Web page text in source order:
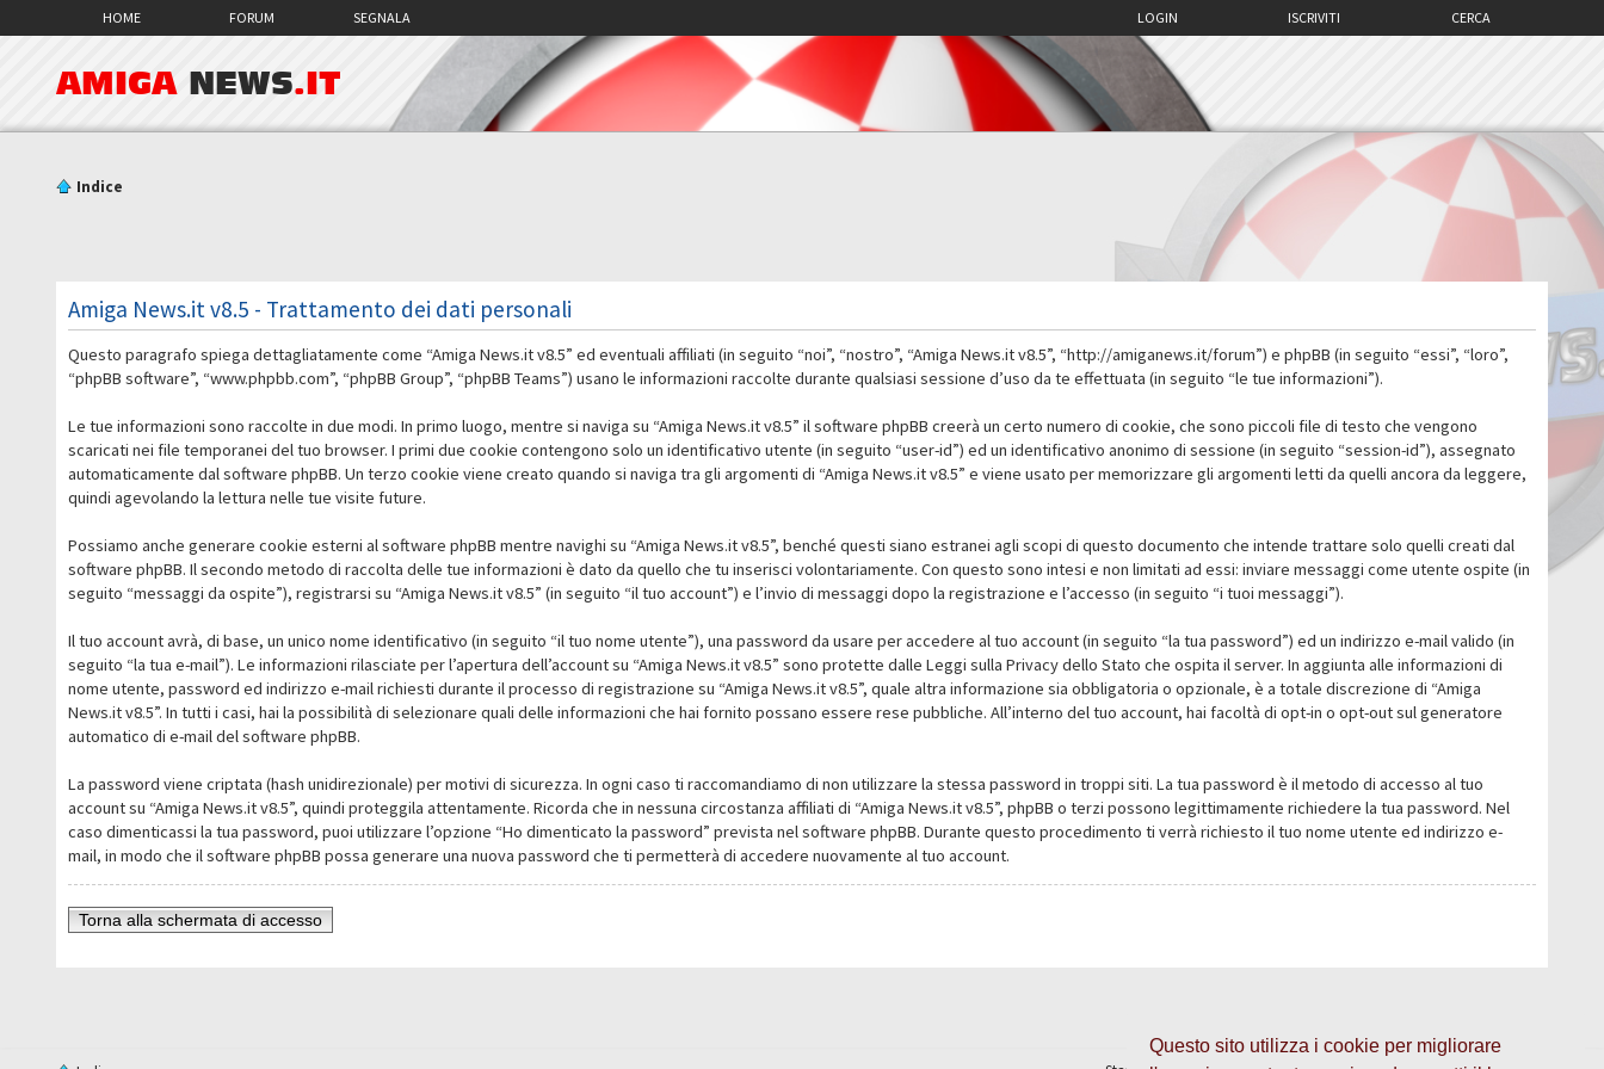
Questo sito utilizza i cookie per migliorare
HOME FORUM SEGNALA CERCA
ISCRIVITI
LOGIN
AMIGA NEWS.IT
Indice
Amiga News.it v8.5 - Trattamento dei dati personali
Questo paragrafo spiega dettagliatamente come “Amiga News.it v8.5” ed eventuali affiliati (in seguito “noi”, “nostro”, “Amiga News.it v8.5”, “http://amiganews.it/forum”) e phpBB (in seguito “essi”, “loro”,
“phpBB software”, “www.phpbb.com”, “phpBB Group”, “phpBB Teams”) usano le informazioni raccolte durante qualsiasi sessione d’uso da te effettuata (in seguito “le tue informazioni”).
Le tue informazioni sono raccolte in due modi. In primo luogo, mentre si naviga su “Amiga News.it v8.5” il software phpBB creerà un certo numero di cookie, che sono piccoli file di testo che vengono
scaricati nei file temporanei del tuo browser. I primi due cookie contengono solo un identificativo utente (in seguito “user-id”) ed un identificativo anonimo di sessione (in seguito “session-id”), assegnato
automaticamente dal software phpBB. Un terzo cookie viene creato quando si naviga tra gli argomenti di “Amiga News.it v8.5” e viene usato per memorizzare gli argomenti letti da quelli ancora da leggere,
quindi agevolando la lettura nelle tue visite future.
Possiamo anche generare cookie esterni al software phpBB mentre navighi su “Amiga News.it v8.5”, benché questi siano estranei agli scopi di questo documento che intende trattare solo quelli creati dal
software phpBB. Il secondo metodo di raccolta delle tue informazioni è dato da quello che tu inserisci volontariamente. Con questo sono intesi e non limitati ad essi: inviare messaggi come utente ospite (in
seguito “messaggi da ospite”), registrarsi su “Amiga News.it v8.5” (in seguito “il tuo account”) e l’invio di messaggi dopo la registrazione e l’accesso (in seguito “i tuoi messaggi”).
Il tuo account avrà, di base, un unico nome identificativo (in seguito “il tuo nome utente”), una password da usare per accedere al tuo account (in seguito “la tua password”) ed un indirizzo e-mail valido (in
seguito “la tua e-mail”). Le informazioni rilasciate per l’apertura dell’account su “Amiga News.it v8.5” sono protette dalle Leggi sulla Privacy dello Stato che ospita il server. In aggiunta alle informazioni di
nome utente, password ed indirizzo e-mail richiesti durante il processo di registrazione su “Amiga News.it v8.5”, quale altra informazione sia obbligatoria o opzionale, è a totale discrezione di “Amiga
News.it v8.5”. In tutti i casi, hai la possibilità di selezionare quali delle informazioni che hai fornito possano essere rese pubbliche. All’interno del tuo account, hai facoltà di opt-in o opt-out sul generatore
automatico di e-mail del software phpBB.
La password viene criptata (hash unidirezionale) per motivi di sicurezza. In ogni caso ti raccomandiamo di non utilizzare la stessa password in troppi siti. La tua password è il metodo di accesso al tuo
account su “Amiga News.it v8.5”, quindi proteggila attentamente. Ricorda che in nessuna circostanza affiliati di “Amiga News.it v8.5”, phpBB o terzi possono legittimamente richiedere la tua password. Nel
caso dimenticassi la tua password, puoi utilizzare l’opzione “Ho dimenticato la password” prevista nel software phpBB. Durante questo procedimento ti verrà richiesto il tuo nome utente ed indirizzo e-
mail, in modo che il software phpBB possa generare una nuova password che ti permetterà di accedere nuovamente al tuo account.
Torna alla schermata di accesso